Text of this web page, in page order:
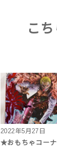
こ
2022年5月27日
★おもちゃコーナ